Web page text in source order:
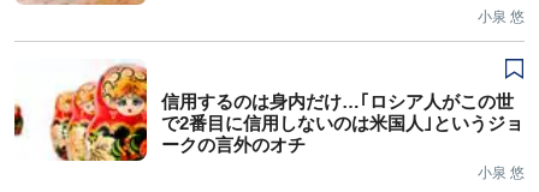
小泉 悠
信用するのは身内だけ…｢ロシア人がこの世
で2番目に信用しないのは米国人｣というジョ
ークの言外のオチ
小泉 悠